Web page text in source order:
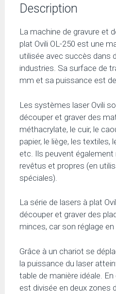
Description
La machine de gravure et
plat Ovili OL-250 est une
utilisée avec succès dans
industries. Sa surface de
mm et sa puissance est
Les systèmes laser Ovili
découper et graver des
méthacrylate, le cuir, le
papier, le liège, les
etc. Ils peuvent
revêtus et propres (en
spéciales).
La série de lasers à plat
découper et graver des
minces, car son réglage
Grâce à un chariot se
la puissance du laser
table de manière idéale.
est divisée en deux zones